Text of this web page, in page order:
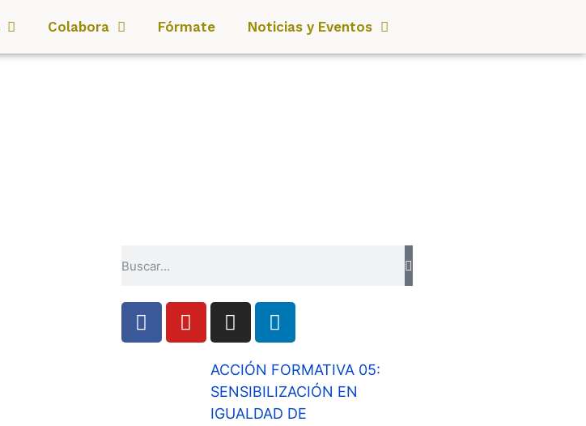
Colabora Fórmate Noticias y Eventos
ACCIÓN FORMATIVA 05:
SENSIBILIZACIÓN EN
IGUALDAD DE